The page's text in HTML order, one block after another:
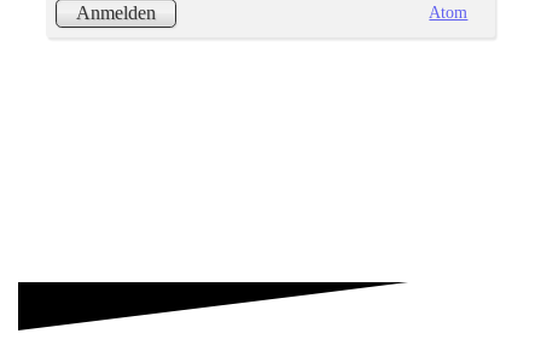
Anmelden
Atom